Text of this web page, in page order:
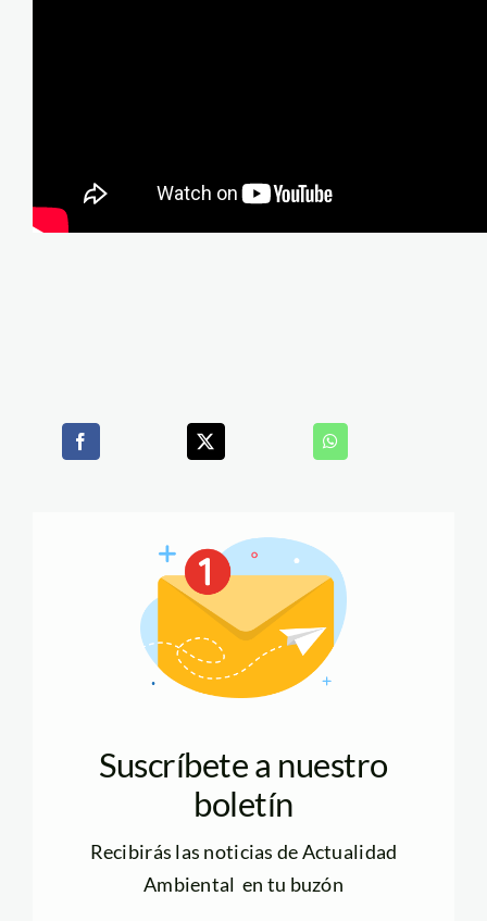
Suscríbete a nuestro
boletín
Recibirás las noticias de Actualidad
Ambiental en tu buzón